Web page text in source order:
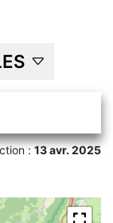
:13 avr. 2025